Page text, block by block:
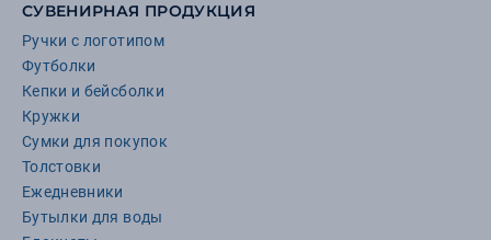
СУВЕНИРНАЯ ПРОДУКЦИЯ
Ручки с логотипом
Футболки
Кепки и бейсболки
Кружки
Сумки для покупок
Толстовки
Ежедневники
Бутылки для воды